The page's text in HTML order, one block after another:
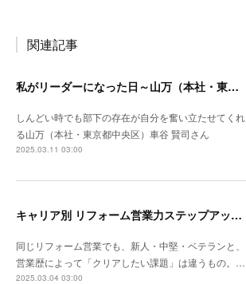
関連記事
私がリーダーになった日～山万（本社・東京都中央区）車谷 賢司さん
しんどい時でも部下の存在が自分を奮い立たせてくれ
る山万（本社・東京都中央区）車谷 賢司さん
2025.03.11 03:00
キャリア別 リフォーム営業力ステップアップ計画～ナックプランニング（埼玉県戸田市）谷川陸さん
同じリフォーム営業でも、新人・中堅・ベテランと、
営業歴によって「クリアしたい課題」は違うもの。…
2025.03.04 03:00